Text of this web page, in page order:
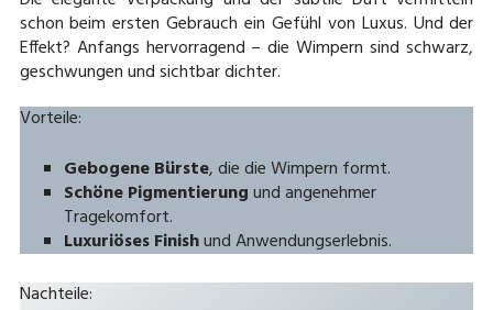
schon beim ersten Gebrauch ein Gefühl von Luxus. Und der
Effekt? Anfangs hervorragend – die Wimpern sind schwarz,
geschwungen und sichtbar dichter.
Vorteile:
Gebogene Bürste, die die Wimpern formt.
Schöne Pigmentierungund angenehmer
Tragekomfort.
Luxuriöses Finishund Anwendungserlebnis.
Nachteile: